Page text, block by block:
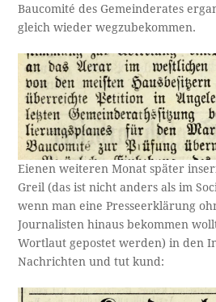
Baucomité des Gemeinderates
gleich wieder wegzubekommen.
Eienen weiteren Monat später
Greil (das ist nicht anders als im
wenn man eine Presseerklärung
Journalisten hinaus bekommen
Wortlaut gepostet werden) in den
Nachrichten und tut kund: